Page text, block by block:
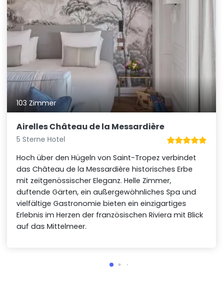
103 Zimmer
Airelles Château de la Messardière
5 Sterne Hotel
Hoch über den Hügeln von Saint-Tropez verbindet
das Château de la Messardière historisches Erbe
mit zeitgenössischer Eleganz. Helle Zimmer,
duftende Gärten, ein außergewöhnliches Spa und
vielfältige Gastronomie bieten ein einzigartiges
Erlebnis im Herzen der französischen Riviera mit Blick
auf das Mittelmeer.